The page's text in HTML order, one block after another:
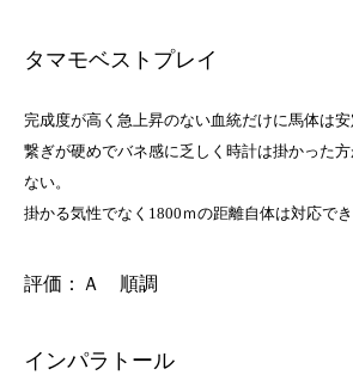
タマモベストプレイ
完成度が高く急上昇のない血統だけに馬体は安
繋ぎが硬めでバネ感に乏しく時計は掛かった
ない。
掛かる気性でなく1800ｍの距離自体は対応でき
評価：Ａ 順調
インパラトール